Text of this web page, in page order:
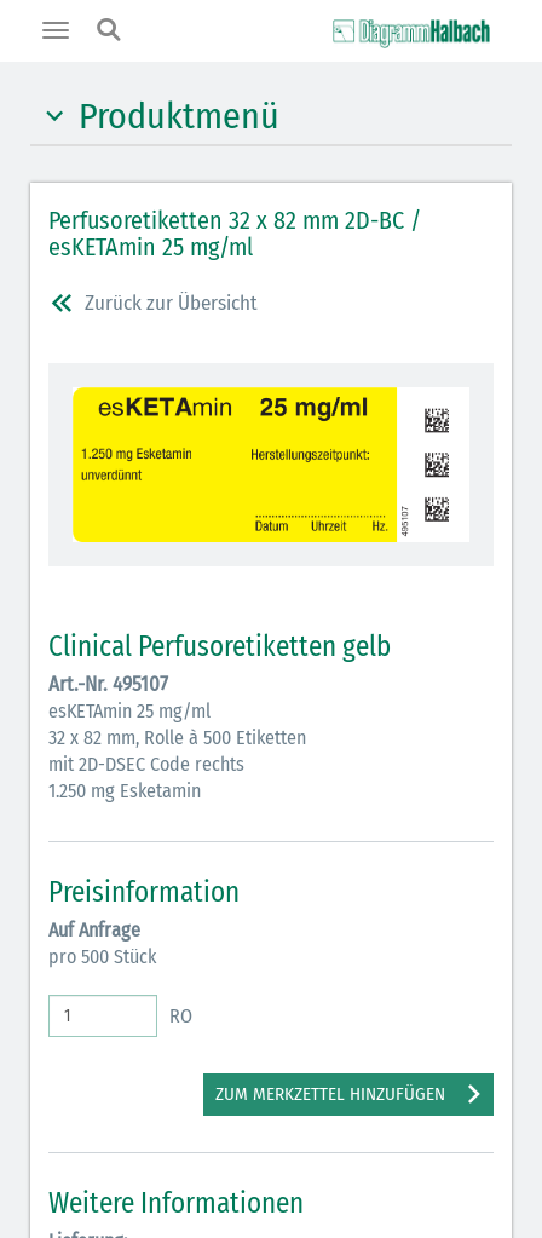
Toggle
Produktmenü
Benzodiazepine (orange)
Muskelrelaxantien (weiß-rot)
Opiate/Opioide (hellblau)
Vasopressoren (hellviolett)
Antihypertonika/Vasodilatantien (hellviolett
Cholinergika (hellgrün schraffiert)
Verschiedene Medikamente (weiß)
Antikoagulantien (hellgrau/weiß mit schwarzem
Rahmen)
Antikoagulantien (hellgrau/weiß schwarz schraffiert)
Inodilatatoren (rot-grün)
Antiarrhythmika (rot-blau)
Elektrolyte (grün-pink)
Elektrolyte NaCl (grün)
Hormone (braun-beige)
Hormone Insulin (braun-gelb)
Perfusoretiketten 32 x 82 mm 2D-BC /
esKETAmin 25 mg/ml
Zurück zur Übersicht
Clinical Perfusoretiketten gelb
Art.-Nr. 495107
esKETAmin 25 mg/ml
32 x 82 mm, Rolle à 500 Etiketten
mit 2D-DSEC Code rechts
1.250 mg Esketamin
Preisinformation
Auf Anfrage
pro 500 Stück
RO
ZUM MERKZETTEL HINZUFÜGEN
Weitere Informationen